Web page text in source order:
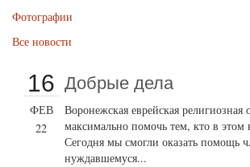
Фотографии
Все новости
16
ФЕВ
22
Добрые дела
Воронежская еврейская религиозная
максимально помочь тем, кто в этом
Сегодня мы смогли оказать помощь
нуждавшемуся...